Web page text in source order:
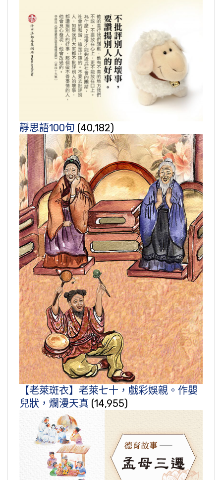
靜思語100句 (40,182)
【老萊斑衣】老萊七十，戲彩娛親。作嬰
兒狀，爛漫天真 (14,955)